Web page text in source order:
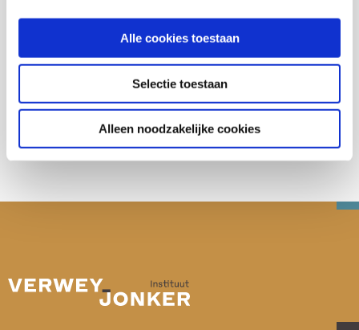
Alle cookies toestaan
Selectie toestaan
Alleen noodzakelijke cookies
Deel deze publicatie op: